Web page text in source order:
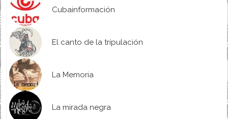
Cubainformación
El canto de la tripulación
La Memoria
La mirada negra